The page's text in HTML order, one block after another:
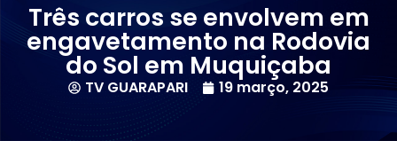
Três carros se envolvem em
engavetamento na Rodovia
do Sol em Muquiçaba
TV GUARAPARI 19 março, 2025